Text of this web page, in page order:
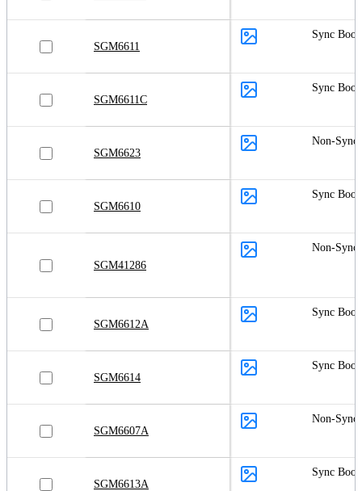
SGM6611
Sync
SGM6611C
Sync
SGM6623
Non-Sync
SGM6610
Sync
SGM41286
Non-Sync
SGM6612A
Sync
SGM6614
Sync
SGM6607A
Non-Sync
SGM6613A
Sync